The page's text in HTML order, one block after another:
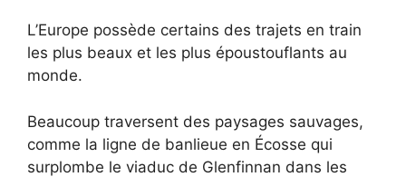
L’Europe possède certains des trajets en train
les plus beaux et les plus époustouflants au
monde.
Beaucoup traversent des paysages sauvages,
comme la ligne de banlieue en Écosse qui
surplombe le viaduc de Glenfinnan dans les